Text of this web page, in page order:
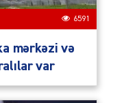
6591
mərkəzi və
var